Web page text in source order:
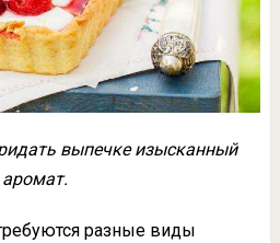
выпечке изысканный
аромат.
разные виды